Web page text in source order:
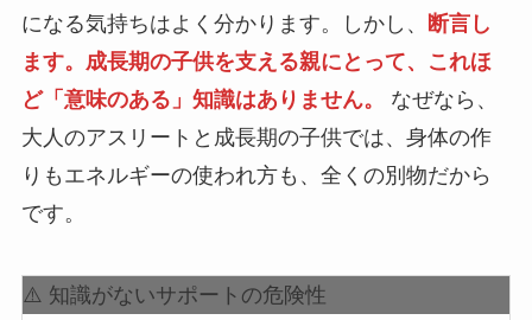
になる気持ちはよく分かります。しかし、
断言し
ます。成長期の子供を支える親にとって、これほ
ど「意味のある」知識はありません。
なぜなら、
大人のアスリートと成長期の子供では、身体の作
りもエネルギーの使われ方も、全くの別物だから
です。
⚠️ 知識がないサポートの危険性